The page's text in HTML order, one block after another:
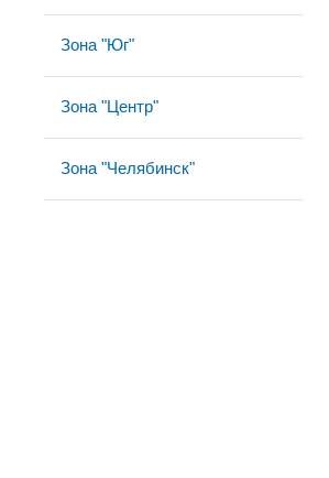
Зона "Юг"
Зона "Центр"
Зона "Челябинск"